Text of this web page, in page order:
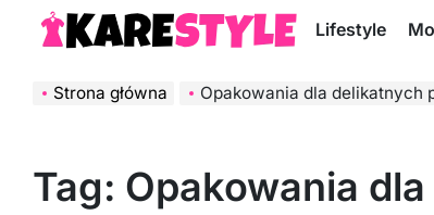
KareStyle.pl
Lifestyle
Strona główna Opakowania dla delikatnych
Tag: Opakowania